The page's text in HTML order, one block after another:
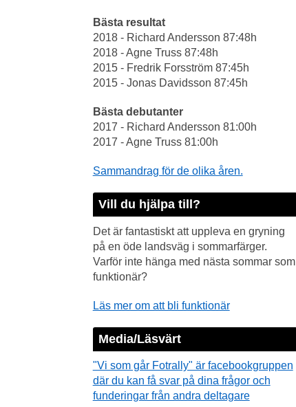
Bästa resultat
2018 - Richard Andersson 87:48h
2018 - Agne Truss 87:48h
2015 - Fredrik Forsström 87:45h
2015 - Jonas Davidsson 87:45h
Bästa debutanter
2017 - Richard Andersson 81:00h
2017 - Agne Truss 81:00h
Sammandrag för de olika åren.
Vill du hjälpa till?
Det är fantastiskt att uppleva en gryning
på en öde landsväg i sommarfärger.
Varför inte hänga med nästa sommar som
funktionär?
Läs mer om att bli funktionär
Media/Läsvärt
"Vi som går Fotrally" är facebookgruppen
där du kan få svar på dina frågor och
funderingar från andra deltagare